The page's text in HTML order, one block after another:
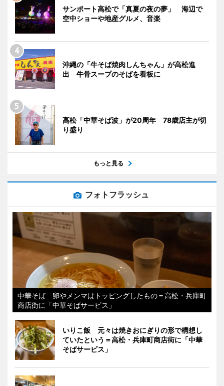
サンポート高松で「真夏の夜の夢」 海辺で
空中ショーや地産グルメ、音楽
沖縄の「牛そば焼肉しんちゃん」が高松進
出 牛骨スープのそばを看板に
高松「中華そば波」が20周年 78歳店主が切
り盛り
もっと見る
フォトフラッシュ
中華そば 卵やメンマはトッピングしたもの＝高松・兵庫町
商店街に「中華そばサービス」
いりこ飯 元々は焼きおにぎりの形で構想し
ていたという＝高松・兵庫町商店街に「中華
そばサービス」